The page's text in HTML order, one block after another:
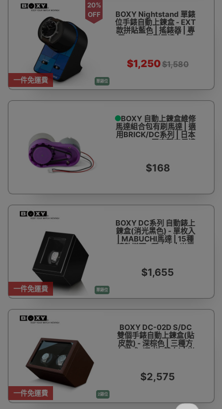
一件免運費 單錶位
20%
OFF
BOXY Nightstand 單錶
位手錶自動上鍊盒 - EXT
款拼貼藍色 | 搖錶器 | 專
用BLDC無刷馬達 | 4種
$1,250$1,580
BOXY 自動上鍊盒維修
馬達組合包有刷馬達 | 適
用BRICK/DC系列 | 日本
MABUCHI原廠靜音馬達
$168
一件免運費 單錶位
BOXY DC系列 自動錶上
鍊盒(消光黑色) - 單枚入
| MABUCHI馬達 | 15種
轉數搭配3種方向 | 光電
$1,655
一件免運費 2錶位
BOXY DC-02D S/DC
雙個手錶自動上鍊盒(貼
皮款) - 深棕色 | 三種方
向模式 (順/逆/雙向) | 光
$2,575